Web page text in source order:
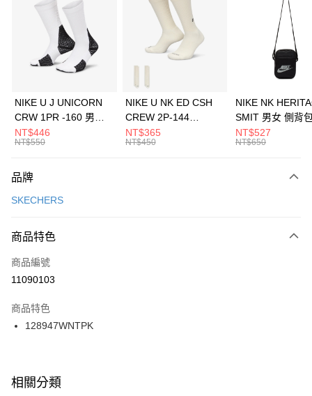
3 期 0 利率 每期 21家銀行
合作金庫商業銀行
第一商業銀行
華南商業銀行
彰化商業銀行
上海商業儲蓄銀行
元大商業銀行
台灣樂天信用卡公司
Apple Pay
全盈+PAY
AFTEE先享後付
【關於「AFTEE先享後付」】
便利好安心！
３．安心：先確認商品／服務後，再付款。
【「AFTEE先享後付」結帳流程】
１．於結帳方式選擇「AFTEE先享後付」後，將跳轉至「AFTEE先享後付」
２．訂單成立數日內，您將收到繳費通知簡訊。
３．收到繳費通知簡訊後14天內，點擊此簡訊中的連結，可透過四大超商／
ATM／網路銀行／等多元方式進行付款，方視為交易完成。
※ 交易是否成功請以「AFTEE先享後付 」之結帳頁面顯示為準，若有關於
是否繳費成功／繳費後需取消欲退款等相關疑問，請聯繫「AFTEE先享後付
運送方式
每筆NT$100，滿NT$1,500(含以上)免運費
宅配
每筆NT$100，滿NT$1,500(含以上)免運費
付款後門市自取
每筆NT$100，滿NT$1,500(含以上)免運費
NIKE U J UNICORN
CRW 1PR -160 男女
中統襪 FZ3393100
NT$446
NT$550
NIKE U NK ED CSH
CREW 2P-144
EMBRDY 男女 短統襪
FZ3073133
NT$365
NT$450
NIKE NK
SMIT 男女 側背
BA5871010
NT$527
NT$650
品牌
SKECHERS
商品特色
商品編號
11090103
商品特色
128947WNTPK
相關分類